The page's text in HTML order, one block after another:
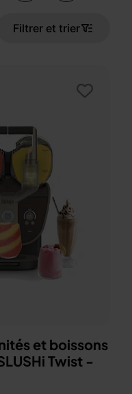
Filtrer et trier
et boissons
Twist -